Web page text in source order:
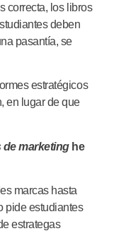
correcta, los libros
deben
pasantía, se
estratégicos
en lugar de que
de marketinghe
marcas hasta
pide estudiantes
estrategas